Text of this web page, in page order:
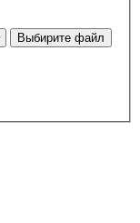
Выбирите файл